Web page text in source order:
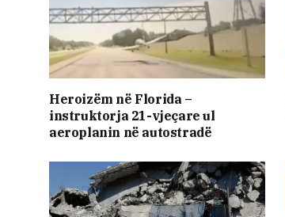
Heroizëm në Florida –
instruktorja 21-vjeçare ul
aeroplanin në autostradë